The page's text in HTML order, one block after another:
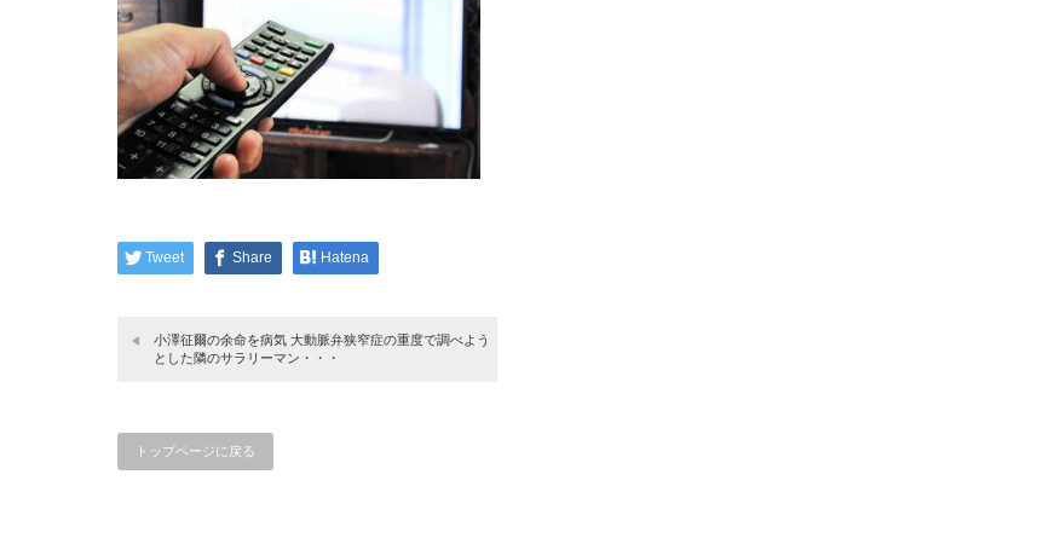
Tweet Share Hatena
小澤征爾の余命を病気 大動脈弁狭窄症の重度で調べよう
とした隣のサラリーマン・・・
トップページに戻る